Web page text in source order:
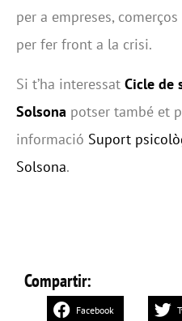
per a empreses,
per fer front a la crisi.
Si t’ha interessat Cicle de
Solsona potser també et
informació Suport
Solsona.
Compartir:
Facebook